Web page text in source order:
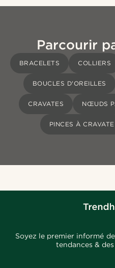
Parcourir
BRACELETS COLLIERS
BOUCLES D'OREILLES
CRAVATES NŒUDS
PINCES À CRAVATE
Soyez le premier informé
tendances &